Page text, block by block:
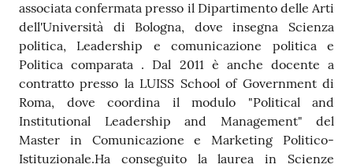
associata confermata presso il Dipartimento delle Arti
dell'Università di Bologna, dove insegna Scienza
politica, Leadership e comunicazione politica e
Politica comparata . Dal 2011 è anche docente a
contratto presso la LUISS School of Government di
Roma, dove coordina il modulo "Political and
Institutional Leadership and Management" del
Master in Comunicazione e Marketing Politico-
Istituzionale.Ha conseguito la laurea in Scienze